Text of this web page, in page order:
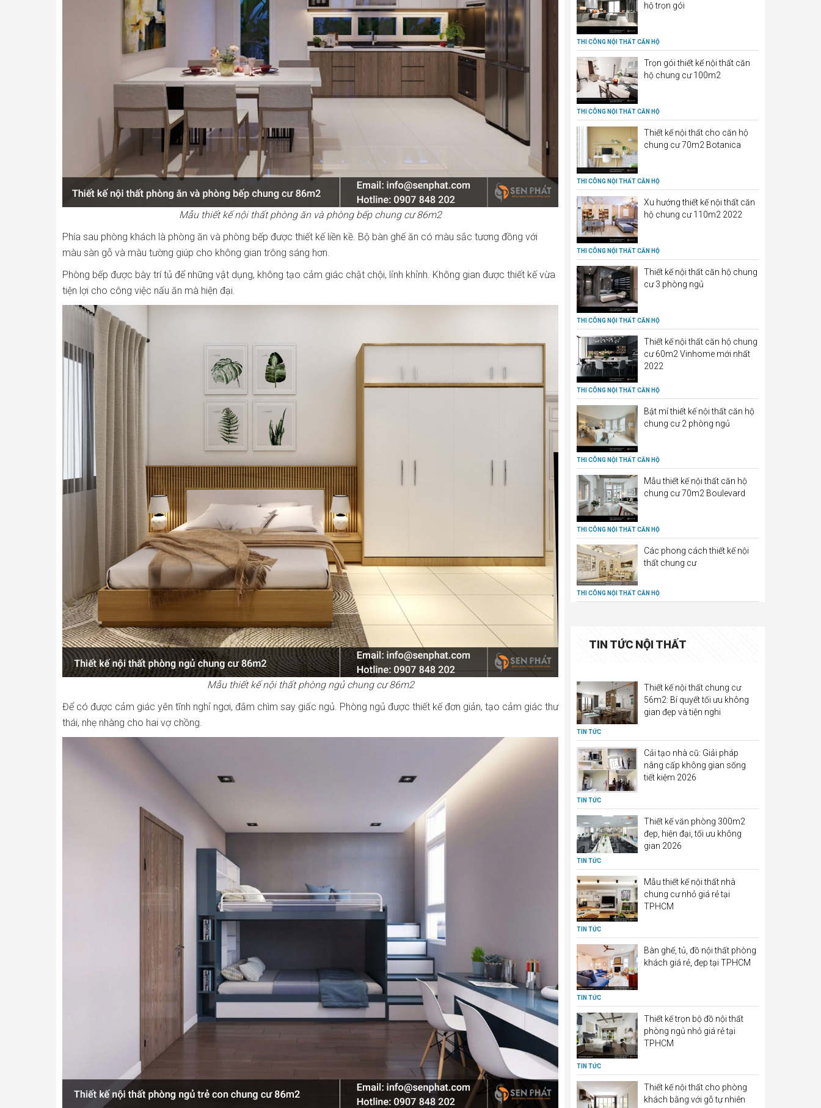
Mẫu thiết kế nội thất phòng ăn và phòng bếp chung cư 86m2
Phía sau phòng khách là phòng ăn và phòng bếp được thiết kế liền kề. Bộ bàn ghế ăn có màu sắc tương đồng với
màu sàn gỗ và màu tường giúp cho không gian trông sáng hơn.
Phòng bếp được bày trí tủ để những vật dụng, không tạo cảm giác chật chội, lỉnh khỉnh. Không gian được thiết kế vừa
tiện lợi cho công việc nấu ăn mà hiện đại.
Mẫu thiết kế nội thất phòng ngủ chung cư 86m2
Để có được cảm giác yên tĩnh nghỉ ngơi, đắm chìm say giấc ngủ. Phòng ngủ được thiết kế đơn giản, tạo cảm giác thư
thái, nhẹ nhàng cho hai vợ chồng.
hộ trọn gói
THI CÔNG NỘI THẤT CĂN HỘ
Trọn gói thiết kế nội thất căn
hộ chung cư 100m2
THI CÔNG NỘI THẤT CĂN HỘ
Thiết kế nội thất cho căn hộ
chung cư 70m2 Botanica
THI CÔNG NỘI THẤT CĂN HỘ
Xu hướng thiết kế nội thất căn
hộ chung cư 110m2 2022
THI CÔNG NỘI THẤT CĂN HỘ
Thiết kế nội thất căn hộ chung
cư 3 phòng ngủ
THI CÔNG NỘI THẤT CĂN HỘ
Thiết kế nội thất căn hộ chung
cư 60m2 Vinhome mới nhất
2022
THI CÔNG NỘI THẤT CĂN HỘ
Bật mí thiết kế nội thất căn hộ
chung cư 2 phòng ngủ
THI CÔNG NỘI THẤT CĂN HỘ
Mẫu thiết kế nội thất căn hộ
chung cư 70m2 Boulevard
THI CÔNG NỘI THẤT CĂN HỘ
Các phong cách thiết kế nội
thất chung cư
THI CÔNG NỘI THẤT CĂN HỘ
TIN TỨC NỘI THẤT
Thiết kế nội thất chung cư
56m2: Bí quyết tối ưu không
gian đẹp và tiện nghi
TIN TỨC
Cải tạo nhà cũ: Giải pháp
nâng cấp không gian sống
tiết kiệm 2026
TIN TỨC
Thiết kế văn phòng 300m2
đẹp, hiện đại, tối ưu không
gian 2026
TIN TỨC
Mẫu thiết kế nội thất nhà
chung cư nhỏ giá rẻ tại
TPHCM
TIN TỨC
Bàn ghế, tủ, đồ nội thất phòng
khách giá rẻ, đẹp tại TPHCM
TIN TỨC
Thiết kế trọn bộ đồ nội thất
phòng ngủ nhỏ giá rẻ tại
TPHCM
TIN TỨC
Thiết kế nội thất cho phòng
khách bằng với gỗ tự nhiên